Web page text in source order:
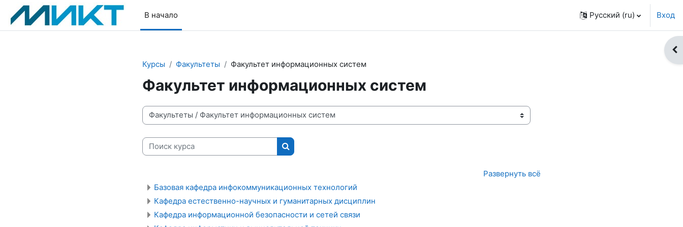
Перейти к основному содержанию
В начало
Русский ‎(ru)‎ Вход
Курсы
Факультеты Факультет информационных систем
Факультет информационных систем
Категории курсов
Поиск курса
Поиск курса
Развернуть всё
Базовая кафедра инфокоммуникационных технологий
Кафедра естественно-научных и гуманитарных дисциплин
Кафедра информационной безопасности и сетей связи